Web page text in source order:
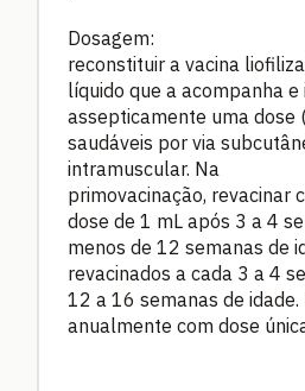
Dosagem:
reconstituir a vacina
líquido que a acompanha
assepticamente uma dose
saudáveis por via
intramuscular. Na
primovacinação, revacinar
dose de 1 mL após 3 a 4
menos de 12 semanas de
revacinados a cada 3 a 4
12 a 16 semanas de idade.
anualmente com dose